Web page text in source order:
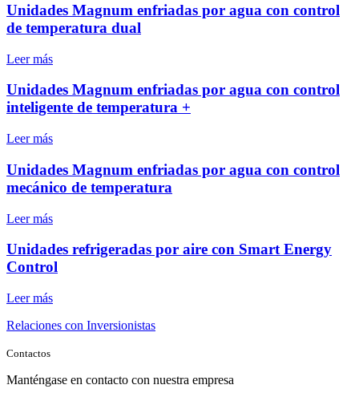
Unidades Magnum enfriadas por agua con control
de temperatura dual
Leer más
Unidades Magnum enfriadas por agua con control
inteligente de temperatura +
Leer más
Unidades Magnum enfriadas por agua con control
mecánico de temperatura
Leer más
Unidades refrigeradas por aire con Smart Energy
Control
Leer más
Relaciones con Inversionistas
Contactos
Manténgase en contacto con nuestra empresa